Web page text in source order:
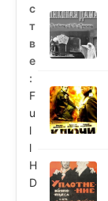
с
т
в
е
:
F
u
l
l
H
D